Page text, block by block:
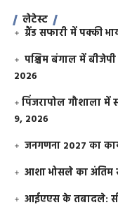
लेटेस्ट
ग्रैंड सफारी में पक्की
पश्चिम बंगाल में
2026
​पिंजरापोल गौशाला में
9, 2026
जनगणना 2027 का
आशा भोसले का
आईएएस के तबादले: